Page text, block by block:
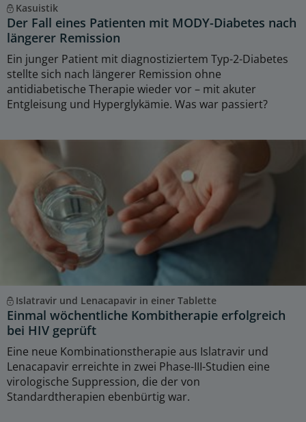
Kasuistik
Der Fall eines Patienten mit MODY-Diabetes nach
längerer Remission
Ein junger Patient mit diagnostiziertem Typ-2-Diabetes
stellte sich nach längerer Remission ohne
antidiabetische Therapie wieder vor – mit akuter
Entgleisung und Hyperglykämie. Was war passiert?
Islatravir und Lenacapavir in einer Tablette
Einmal wöchentliche Kombitherapie erfolgreich
bei HIV geprüft
Eine neue Kombinationstherapie aus Islatravir und
Lenacapavir erreichte in zwei Phase-III-Studien eine
virologische Suppression, die der von
Standardtherapien ebenbürtig war.